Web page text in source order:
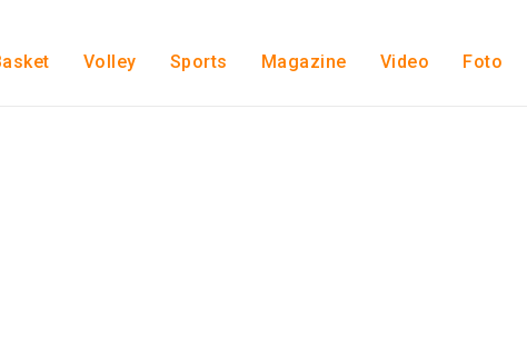
Volley Sports Magazine Video Foto